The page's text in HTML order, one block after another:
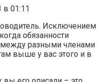
в 01:11
Исключением
обязанности
разными членами
выше у вас этого и в